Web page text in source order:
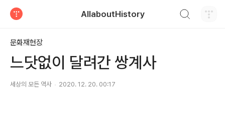
AllaboutHistory
문화재현장
느닷없이 달려간 쌍계사
세상의 모든 역사 2020. 12. 20. 00:17